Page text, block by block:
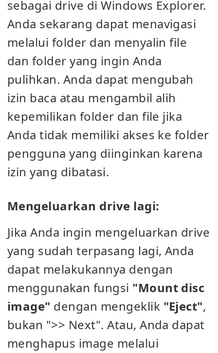
sebagai drive di Windows Explorer.
Anda sekarang dapat menavigasi
melalui folder dan menyalin file
dan folder yang ingin Anda
pulihkan. Anda dapat mengubah
izin baca atau mengambil alih
kepemilikan folder dan file jika
Anda tidak memiliki akses ke folder
pengguna yang diinginkan karena
izin yang dibatasi.
Mengeluarkan drive lagi:
Jika Anda ingin mengeluarkan drive
yang sudah terpasang lagi, Anda
dapat melakukannya dengan
menggunakan fungsi "Mount disc
image" dengan mengeklik "Eject",
bukan ">> Next". Atau, Anda dapat
menghapus image melalui